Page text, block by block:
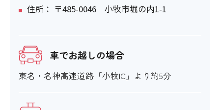
住所： 〒485-0046 小牧市堀の内1-1
車でお越しの場合
東名・名神高速道路「小牧IC」より約5分